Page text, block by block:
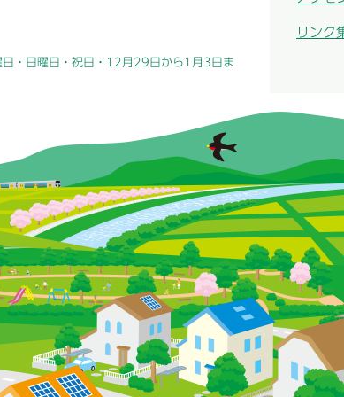
・日曜日・祝日・12月29日から1月3日ま
リンク